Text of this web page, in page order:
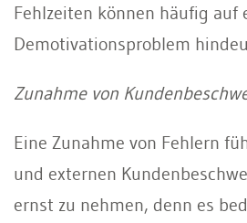
Fehlzeiten können häufig auf
Demotivationsproblem
Zunahme von
Eine Zunahme von Fehlern
und externen
ernst zu nehmen, denn es